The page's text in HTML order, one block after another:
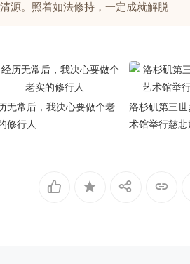
源。照着如法修持，一定成就解脱
无常后，我决心要做个老
修行人
洛杉矶第三
术馆举行慈